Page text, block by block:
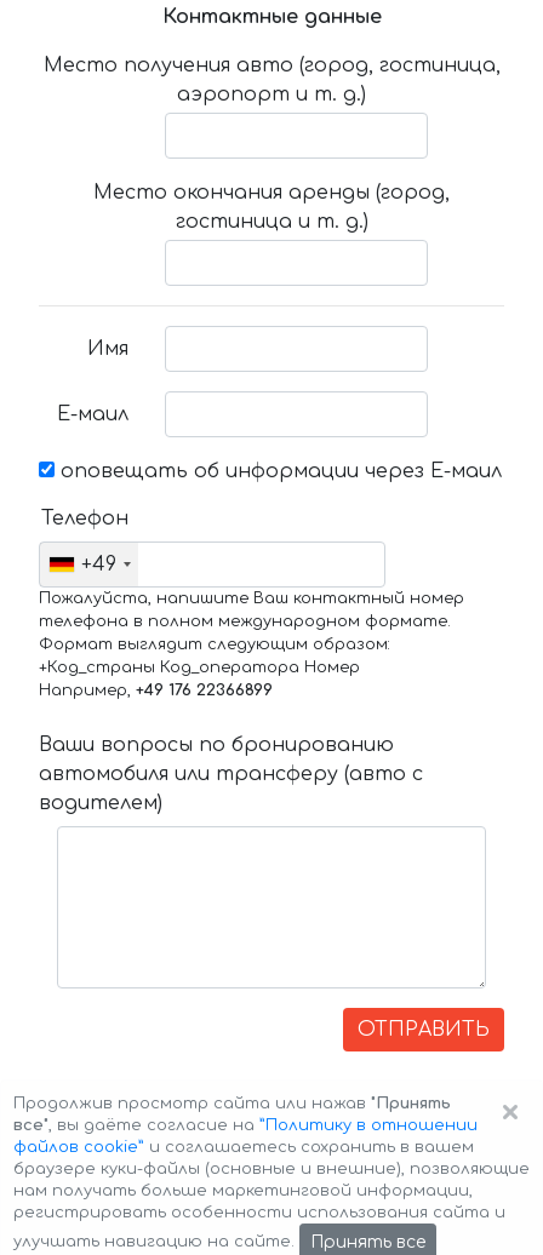
Контактные данные
Место получения авто (город, гостиница,
аэропорт и т. д.)
Место окончания аренды (город,
гостиница и т. д.)
Имя
Е-маил
оповещать об информации через Е-маил
Телефон
+49
Пожалуйста, напишите Ваш контактный номер
телефона в полном международном формате.
Формат выглядит следующим образом:
+Код_страны Код_оператора Номер
Например, +49 176 22366899
Ваши вопросы по бронированию
автомобиля или трансферу (авто с
водителем)
ОТПРАВИТЬ
Авторские права © 2026 Авто-Аренда Cookie Policy
×
Продолжив просмотр сайта или нажав "Принять
все", вы даёте согласие на ”Политику в отношении
файлов cookie” и соглашаетесь сохранить в вашем
браузере куки-файлы (основные и внешние), позволяющие
нам получать больше маркетинговой информации,
регистрировать особенности использования сайта и
улучшать навигацию на сайте.
Принять все